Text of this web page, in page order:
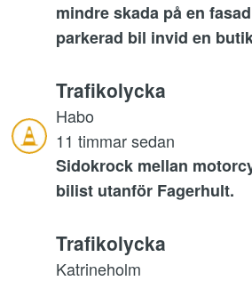
mindre skada på en
parkerad bil invid en
Trafikolycka
Habo
11 timmar sedan
Sidokrock mellan
bilist utanför Fagerhult.
Trafikolycka
Katrineholm